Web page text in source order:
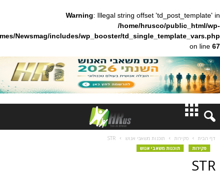
Warning: Illegal string offset
/home/hrusco/
content/themes/Newsmag/includes/wp_booster/
חדשות
תוכנות משאבי אנוש STR
תוכנות משאבי אנוש